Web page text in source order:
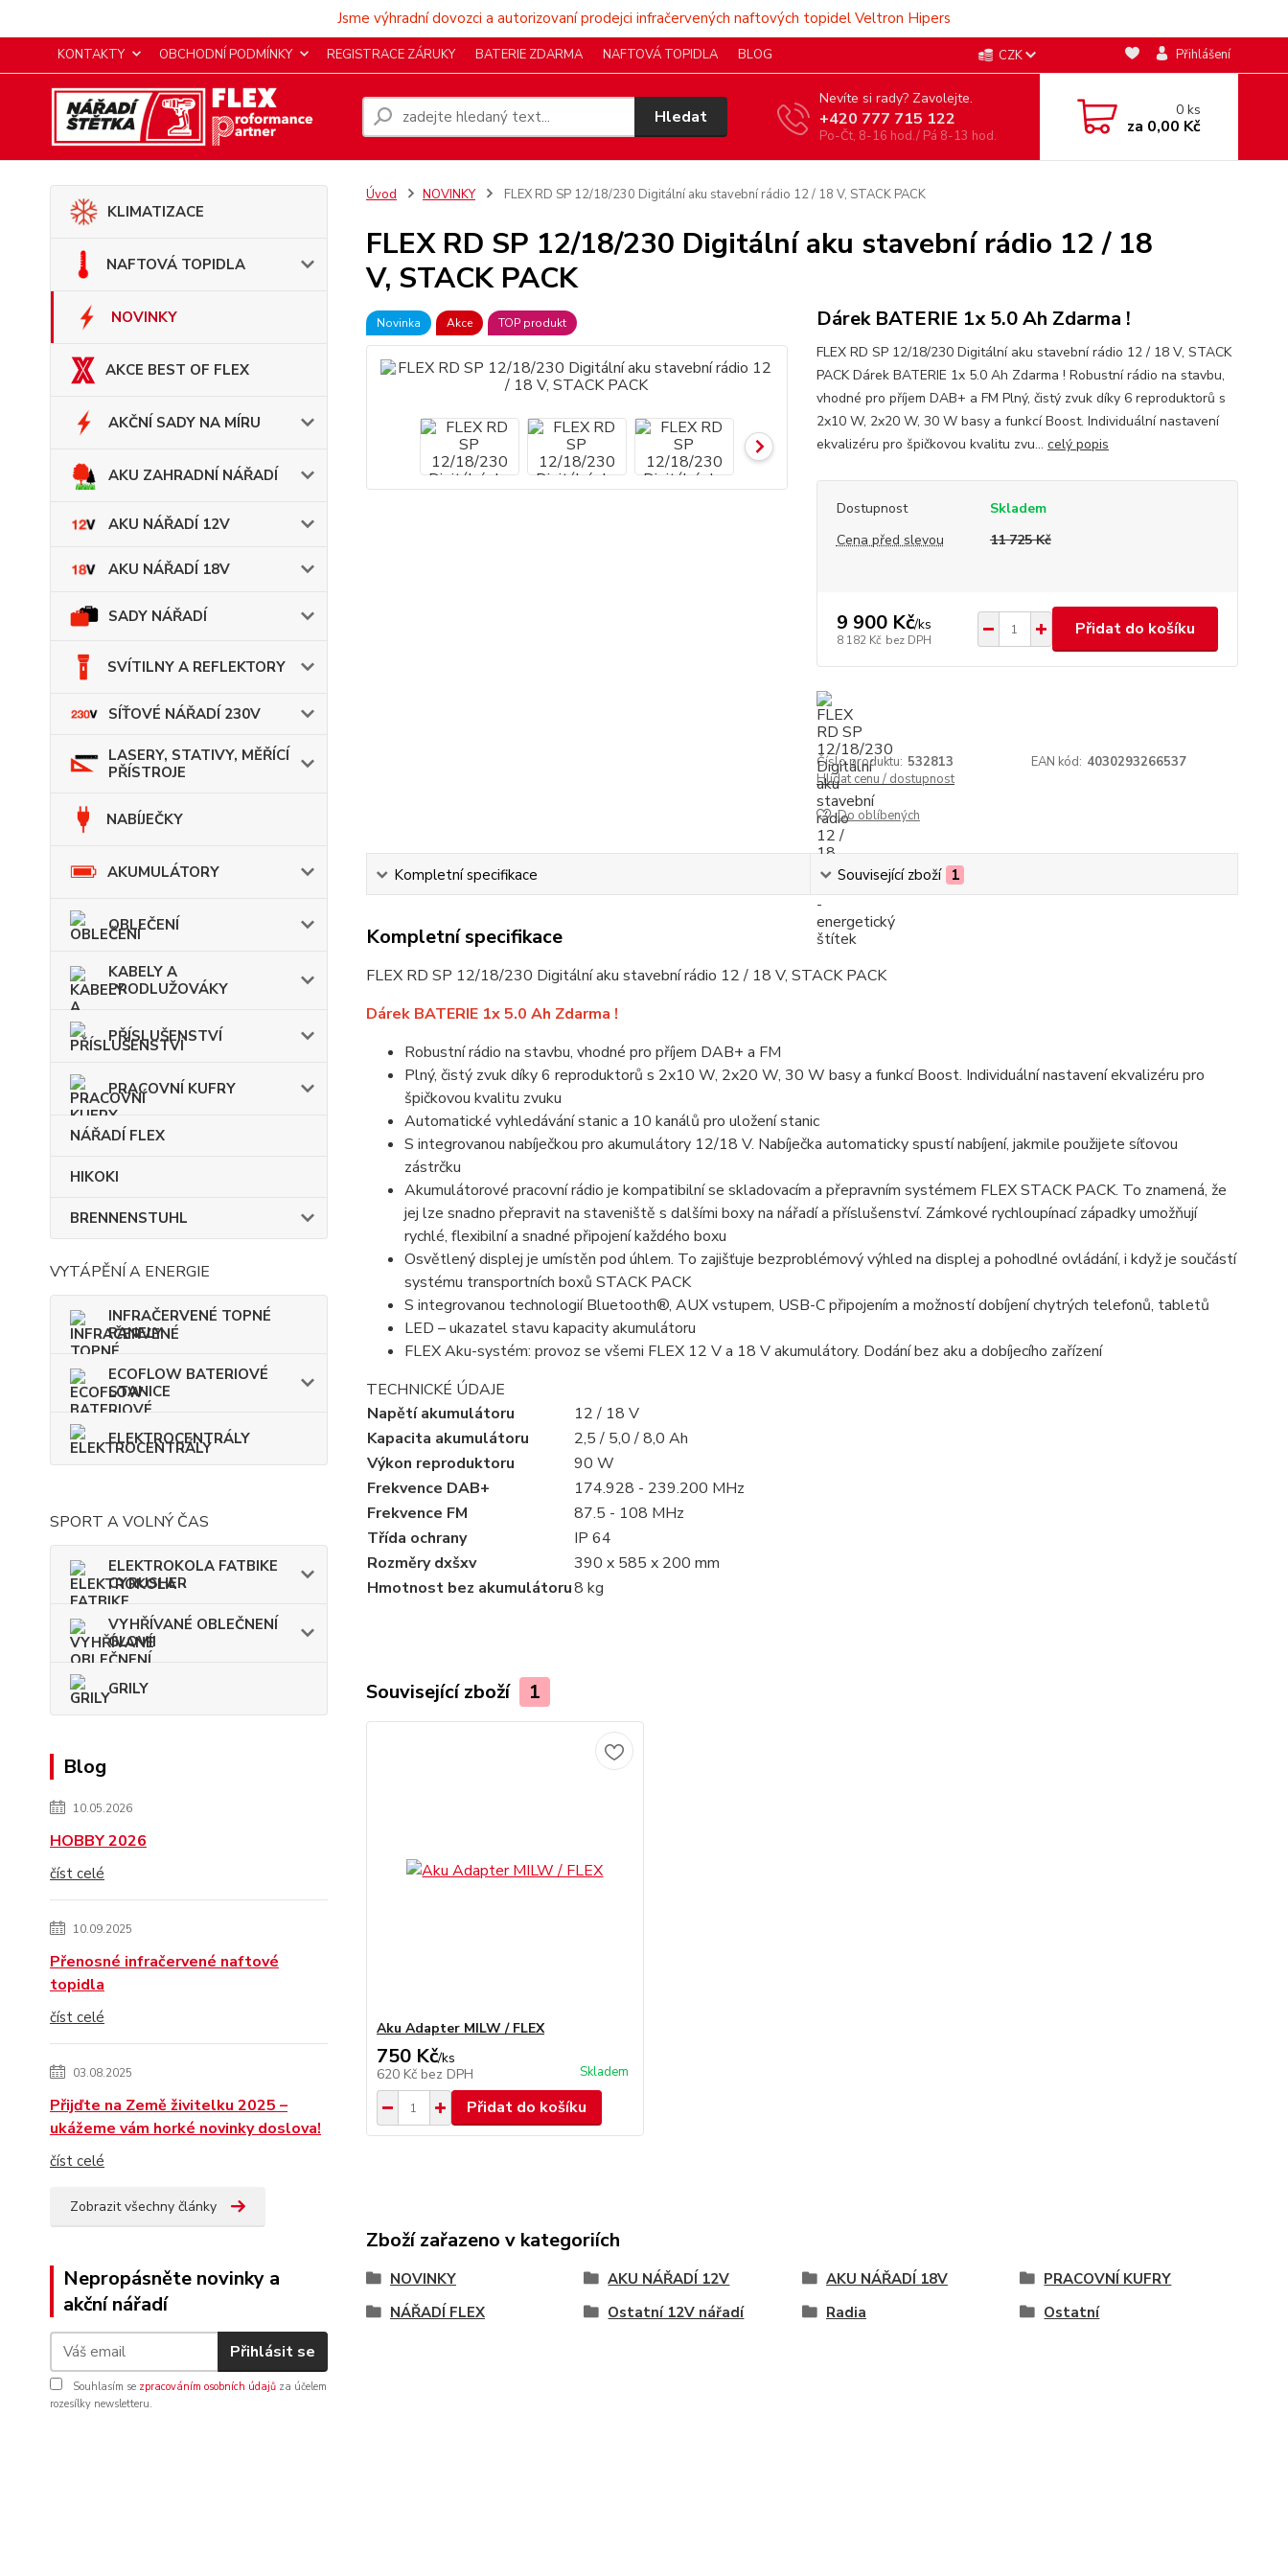
Jsme výhradní dovozci a autorizovaní prodejci infračervených naftových topidel Veltron Hipers
KONTAKTY OBCHODNÍ PODMÍNKY REGISTRACE ZÁRUKY BATERIE ZDARMA NAFTOVÁ TOPIDLA BLOG CZK Přihlášení
Hledat
Nevíte si rady? Zavolejte.
+420 777 715 122
Po-Čt, 8-16 hod./ Pá 8-13 hod.
0ks
za 0,00 Kč
KLIMATIZACE
NAFTOVÁ TOPIDLA
NOVINKY
AKCE BEST OF FLEX
AKČNÍ SADY NA MÍRU
AKU ZAHRADNÍ NÁŘADÍ
AKU NÁŘADÍ 12V
AKU NÁŘADÍ 18V
SADY NÁŘADÍ
SVÍTILNY A REFLEKTORY
SÍŤOVÉ NÁŘADÍ 230V
LASERY, STATIVY, MĚŘÍCÍ
PŘÍSTROJE
NABÍJEČKY
AKUMULÁTORY
OBLEČENÍ
KABELY A
PRODLUŽOVÁKY
PŘÍSLUŠENSTVÍ
PRACOVNÍ KUFRY
NÁŘADÍ FLEX
HIKOKI
BRENNENSTUHL
VYTÁPĚNÍ A ENERGIE
INFRAČERVENÉ TOPNÉ
PANELY
ECOFLOW BATERIOVÉ
STANICE
ELEKTROCENTRÁLY
SPORT A VOLNÝ ČAS
ELEKTROKOLA FATBIKE
CYRUSHER
VYHŘÍVANÉ OBLEČNENÍ
GLOVII
GRILY
Blog
10.05.2026
HOBBY 2026
číst celé
10.09.2025
Přenosné infračervené naftové
topidla
číst celé
03.08.2025
Přijďte na Země živitelku 2025 –
ukážeme vám horké novinky doslova!
číst celé
Zobrazit všechny články
Nepropásněte novinky a
akční nářadí
Přihlásit se
Souhlasím se zpracováním osobních údajů za účelem
rozesílky newsletteru.
Úvod NOVINKY FLEX RD SP 12/18/230 Digitální aku stavební rádio 12 / 18 V, STACK PACK
FLEX RD SP 12/18/230 Digitální aku stavební rádio 12 / 18
V, STACK PACK
Novinka Akce TOP produkt Dárek BATERIE 1x 5.0 Ah Zdarma !
FLEX RD SP 12/18/230 Digitální aku stavební rádio 12 / 18 V, STACK
PACK Dárek BATERIE 1x 5.0 Ah Zdarma ! Robustní rádio na stavbu,
vhodné pro příjem DAB+ a FM Plný, čistý zvuk díky 6 reproduktorů s
2x10 W, 2x20 W, 30 W basy a funkcí Boost. Individuální nastavení
ekvalizéru pro špičkovou kvalitu zvu... celý popis
Dostupnost
Skladem
Cena před slevou
11 725 Kč
9 900 Kč/ks
8 182 Kč bez DPH
Přidat do košíku
Číslo produktu: 532813 EAN kód: 4030293266537
Hlídat cenu / dostupnost
Do oblíbených
Kompletní specifikace Související zboží 1
Kompletní specifikace
FLEX RD SP 12/18/230 Digitální aku stavební rádio 12 / 18 V, STACK PACK
Dárek BATERIE 1x 5.0 Ah Zdarma !
Robustní rádio na stavbu, vhodné pro příjem DAB+ a FM
Plný, čistý zvuk díky 6 reproduktorů s 2x10 W, 2x20 W, 30 W basy a funkcí Boost. Individuální nastavení ekvalizéru pro
špičkovou kvalitu zvuku
Automatické vyhledávání stanic a 10 kanálů pro uložení stanic
S integrovanou nabíječkou pro akumulátory 12/18 V. Nabíječka automaticky spustí nabíjení, jakmile použijete síťovou
zástrčku
Akumulátorové pracovní rádio je kompatibilní se skladovacím a přepravním systémem FLEX STACK PACK. To znamená, že
jej lze snadno přepravit na staveniště s dalšími boxy na nářadí a příslušenství. Zámkové rychloupínací západky umožňují
rychlé, flexibilní a snadné připojení každého boxu
Osvětlený displej je umístěn pod úhlem. To zajišťuje bezproblémový výhled na displej a pohodlné ovládání, i když je součástí
systému transportních boxů STACK PACK
S integrovanou technologií Bluetooth®, AUX vstupem, USB-C připojením a možností dobíjení chytrých telefonů, tabletů
LED – ukazatel stavu kapacity akumulátoru
FLEX Aku-systém: provoz se všemi FLEX 12 V a 18 V akumulátory. Dodání bez aku a dobíjecího zařízení
TECHNICKÉ ÚDAJE
Napětí akumulátoru
12 / 18 V
Kapacita akumulátoru
2,5 / 5,0 / 8,0 Ah
Výkon reproduktoru
90 W
Frekvence DAB+
174.928 - 239.200 MHz
Frekvence FM
87.5 - 108 MHz
Třída ochrany
IP 64
Rozměry dxšxv
390 x 585 x 200 mm
Hmotnost bez akumulátoru8 kg
Související zboží 1
Aku Adapter MILW / FLEX
750 Kč/ks
620 Kč bez DPH Skladem
Přidat do košíku
Zboží zařazeno v kategoriích
NOVINKY AKU NÁŘADÍ 12V AKU NÁŘADÍ 18V
PRACOVNÍ KUFRY
NÁŘADÍ FLEX
Ostatní 12V nářadí Radia Ostatní